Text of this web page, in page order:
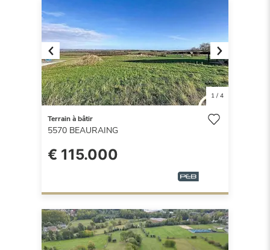
Previous Next
1/ 4
Terrain à bâtir
5570 BEAURAING
€ 115.000